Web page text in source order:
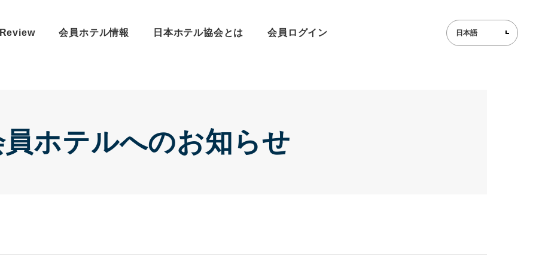
会員ホテル情報 日本ホテル協会とは 会員ログイン
ホテルへのお知らせ